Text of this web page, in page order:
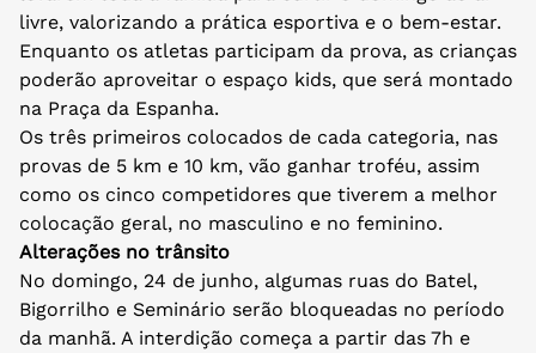
livre, valorizando a prática esportiva e o bem-estar.
Enquanto os atletas participam da prova, as crianças
poderão aproveitar o espaço kids, que será montado
na Praça da Espanha.
Os três primeiros colocados de cada categoria, nas
provas de 5 km e 10 km, vão ganhar troféu, assim
como os cinco competidores que tiverem a melhor
colocação geral, no masculino e no feminino.
Alterações no trânsito
No domingo, 24 de junho, algumas ruas do Batel,
Bigorrilho e Seminário serão bloqueadas no período
da manhã. A interdição começa a partir das 7h e